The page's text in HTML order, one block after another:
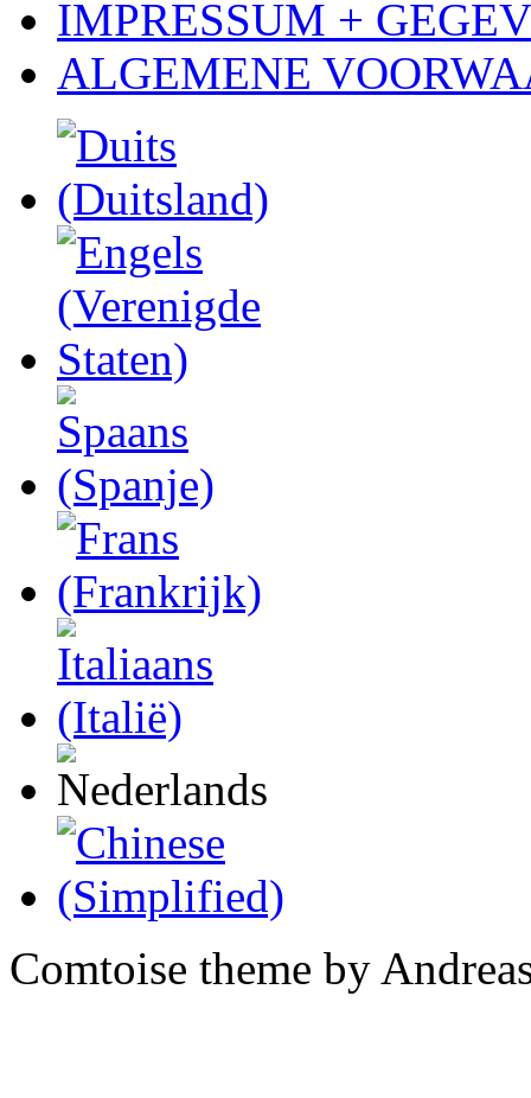
IMPRESSUM +
ALGEMENE
Comtoise theme by